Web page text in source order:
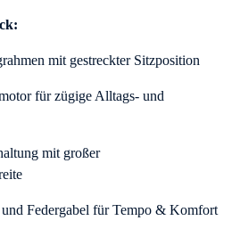
mit gestreckter Sitzposition
für zügige Alltags- und
mit großer
Federgabel für Tempo & Komfort